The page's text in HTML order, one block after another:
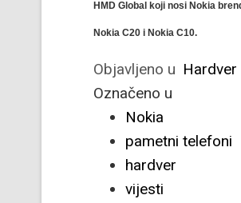
HMD Global koji nosi Nokia
Nokia C20 i Nokia C10.
Objavljeno u Hardver
Označeno u
Nokia
pametni telefoni
hardver
vijesti